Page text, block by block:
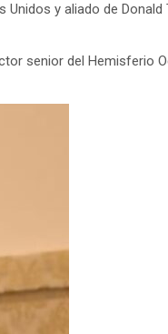
y aliado de Donald
senior del Hemisferio